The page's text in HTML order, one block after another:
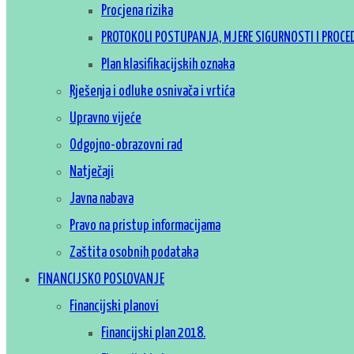
Procjena rizika
PROTOKOLI POSTUPANJA, MJERE SIGURNOSTI I
Plan klasifikacijskih oznaka
Rješenja i odluke osnivača i vrtića
Upravno vijeće
Odgojno-obrazovni rad
Natječaji
Javna nabava
Pravo na pristup informacijama
Zaštita osobnih podataka
FINANCIJSKO POSLOVANJE
Financijski planovi
Financijski plan 2018.